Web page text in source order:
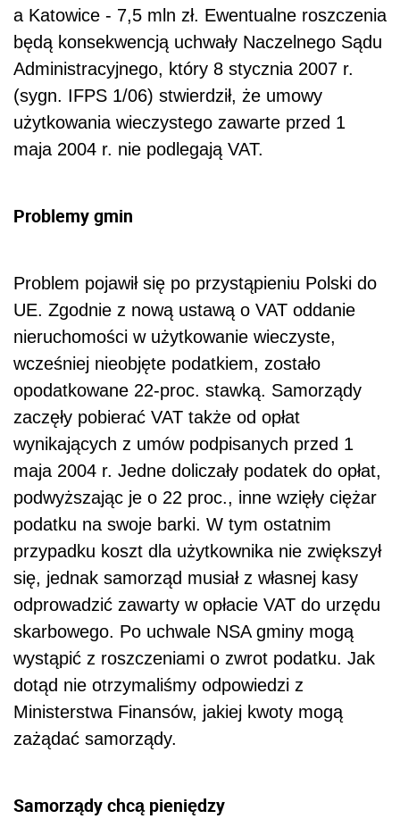
a Katowice - 7,5 mln zł. Ewentualne roszczenia
będą konsekwencją uchwały Naczelnego Sądu
Administracyjnego, który 8 stycznia 2007 r.
(sygn. IFPS 1/06) stwierdził, że umowy
użytkowania wieczystego zawarte przed 1
maja 2004 r. nie podlegają VAT.
Problemy gmin
Problem pojawił się po przystąpieniu Polski do
UE. Zgodnie z nową ustawą o VAT oddanie
nieruchomości w użytkowanie wieczyste,
wcześniej nieobjęte podatkiem, zostało
opodatkowane 22-proc. stawką. Samorządy
zaczęły pobierać VAT także od opłat
wynikających z umów podpisanych przed 1
maja 2004 r. Jedne doliczały podatek do opłat,
podwyższając je o 22 proc., inne wzięły ciężar
podatku na swoje barki. W tym ostatnim
przypadku koszt dla użytkownika nie zwiększył
się, jednak samorząd musiał z własnej kasy
odprowadzić zawarty w opłacie VAT do urzędu
skarbowego. Po uchwale NSA gminy mogą
wystąpić z roszczeniami o zwrot podatku. Jak
dotąd nie otrzymaliśmy odpowiedzi z
Ministerstwa Finansów, jakiej kwoty mogą
zażądać samorządy.
Samorządy chcą pieniędzy